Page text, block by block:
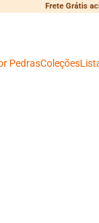
Frete Grátis
PedrasColeções